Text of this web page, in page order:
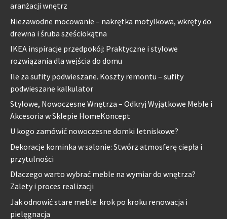
aranżacji wnętrz
Niezawodne mocowanie – nakrętka motylkowa, wkręty do
drewna i śruba sześciokątna
IKEA inspiracje przedpokój: Praktyczne i stylowe
rozwiązania dla wejścia do domu
Ile za sufity podwieszane. Koszty remontu – sufity
podwieszane kalkulator
Stylowe, Nowoczesne Wnętrza – Odkryj Wyjątkowe Meble i
Akcesoria w Sklepie HomeKoncept
U kogo zamówić nowoczesne domki letniskowe?
Dekoracje kominka w salonie: Stwórz atmosferę ciepła i
przytulności
Dlaczego warto wybrać meble na wymiar do wnętrza?
Zalety i proces realizacji
Jak odnowić stare meble: krok po kroku renowacja i
pielęgnacja